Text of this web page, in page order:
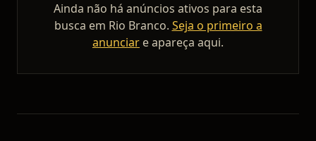
Ainda não há anúncios ativos para esta
busca em Rio Branco. Seja o primeiro a
anunciar e apareça aqui.